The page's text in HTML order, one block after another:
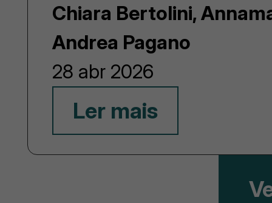
Chiara Bertolini,
Andrea Pagano
28 abr 2026
Ler mais